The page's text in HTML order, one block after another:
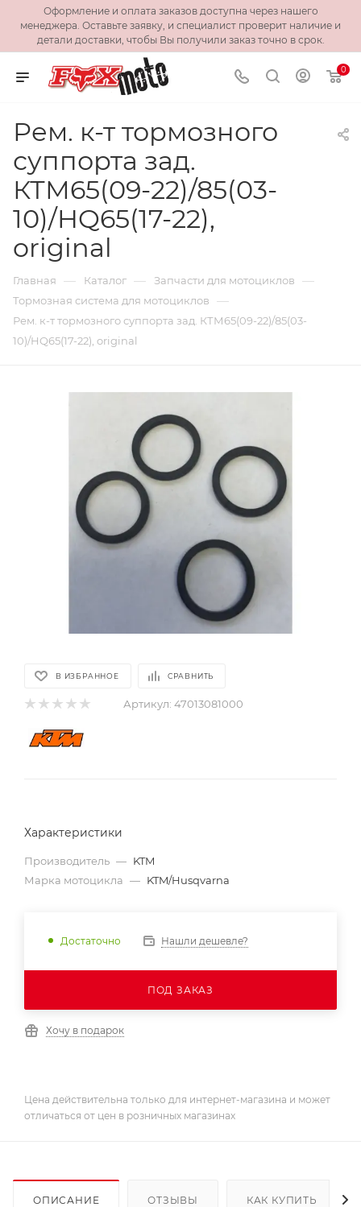
Оформление и оплата заказов доступна через нашего
менеджера. Оставьте заявку, и специалист проверит наличие и
детали доставки, чтобы Вы получили заказ точно в срок.
0
Рем. к-т тормозного
суппорта зад.
КТМ65(09-22)/85(03-
10)/HQ65(17-22),
original
Главная — Каталог — Запчасти для мотоциклов —
Тормозная система для мотоциклов —
Рем. к-т тормозного суппорта зад. КТМ65(09-22)/85(03-
10)/HQ65(17-22), original
В ИЗБРАННОЕ СРАВНИТЬ
Артикул: 47013081000
Характеристики
Производитель — KTM
Марка мотоцикла — KTM/Husqvarna
Достаточно Нашли дешевле?
ПОД ЗАКАЗ
Хочу в подарок
Цена действительна только для интернет-магазина и может
отличаться от цен в розничных магазинах
ОПИСАНИЕ ОТЗЫВЫ КАК КУПИТЬ